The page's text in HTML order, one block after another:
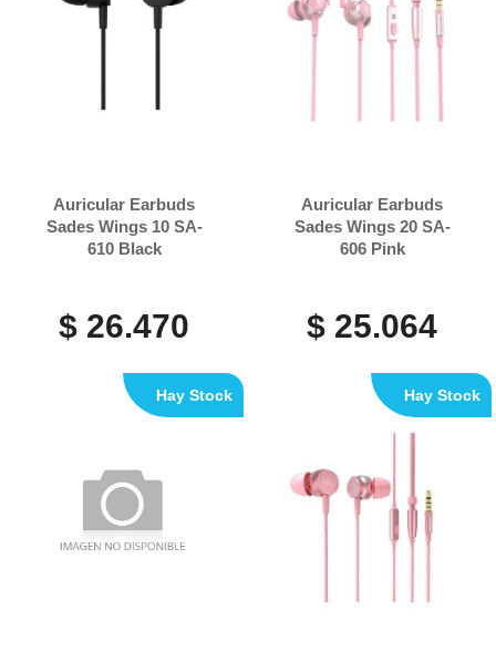
Auricular Earbuds
Sades Wings 10 SA-
610 Black
$ 26.470
Auricular Earbuds
Sades Wings 20 SA-
606 Pink
$ 25.064
Hay Stock Hay Stock